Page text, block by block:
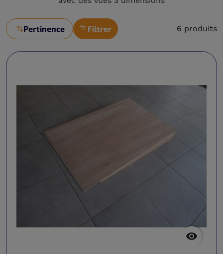
Pertinence Filtrer 6 produits
